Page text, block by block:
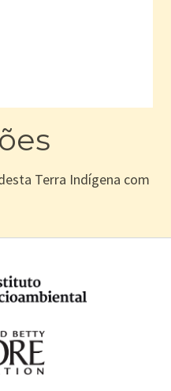
Terra Indígena com